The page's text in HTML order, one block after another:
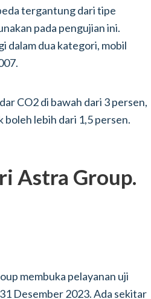
tergantung dari tipe
pada pengujian ini.
dalam dua kategori, mobil
CO2 di bawah dari 3 persen,
boleh lebih dari 1,5 persen.
Astra Group.
membuka pelayanan uji
Desember 2023. Ada sekitar